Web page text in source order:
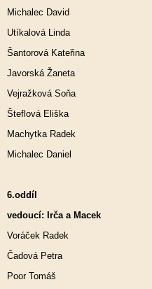
Michalec David
Utíkalová Linda
Šantorová Kateřina
Javorská Žaneta
Vejražková Soňa
Šteflová Eliška
Machytka Radek
Michalec Daniel
6.oddíl
vedoucí: Irča a Macek
Voráček Radek
Čadová Petra
Poor Tomáš